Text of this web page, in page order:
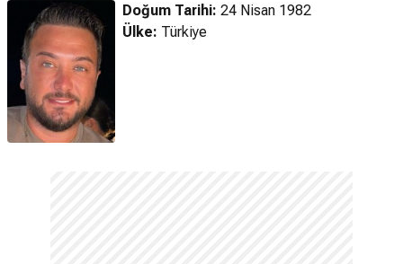
Doğum Tarihi: 24 Nisan 1982
Ülke: Türkiye